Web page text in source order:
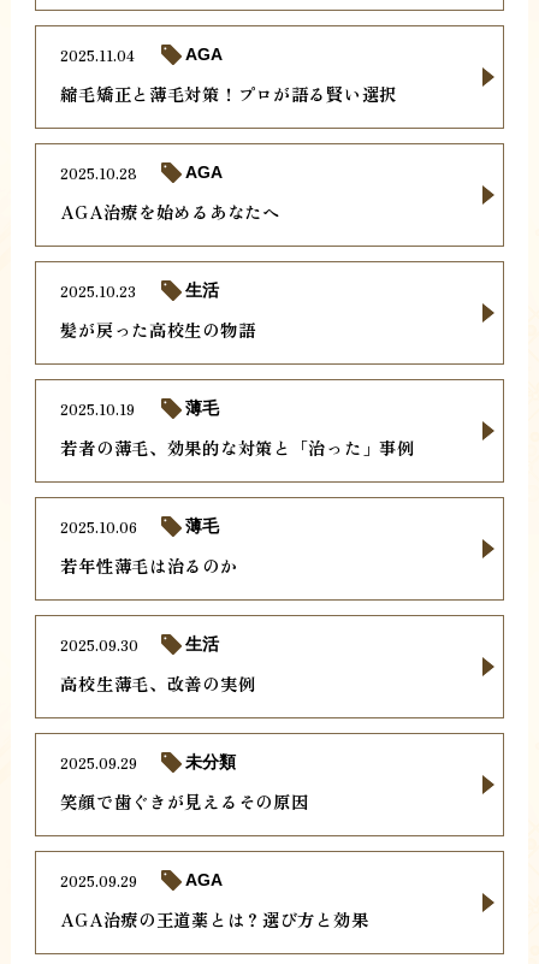
縮毛矯正と薄毛対策！プロが語る賢い選択
2025.11.04 AGA
AGA治療を始めるあなたへ
2025.10.28 AGA
髪が戻った高校生の物語
2025.10.23 生活
若者の薄毛、効果的な対策と「治った」事例
2025.10.19 薄毛
若年性薄毛は治るのか
2025.10.06 薄毛
高校生薄毛、改善の実例
2025.09.30 生活
笑顔で歯ぐきが見えるその原因
2025.09.29 未分類
AGA治療の王道薬とは？選び方と効果
2025.09.29 AGA